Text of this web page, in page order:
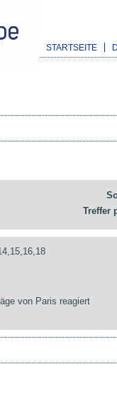
STARTSEITE
Treffer
von Paris reagiert